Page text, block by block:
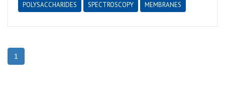
POLYSACCHARIDES
SPECTROSCOPY MEMBRANES
1